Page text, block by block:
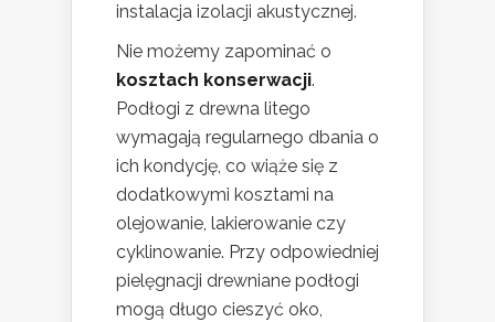
instalacja izolacji akustycznej.
Nie możemy zapominać o
kosztach konserwacji.
Podłogi z drewna litego
wymagają regularnego dbania o
ich kondycję, co wiąże się z
dodatkowymi kosztami na
olejowanie, lakierowanie czy
cyklinowanie. Przy odpowiedniej
pielęgnacji drewniane podłogi
mogą długo cieszyć oko,